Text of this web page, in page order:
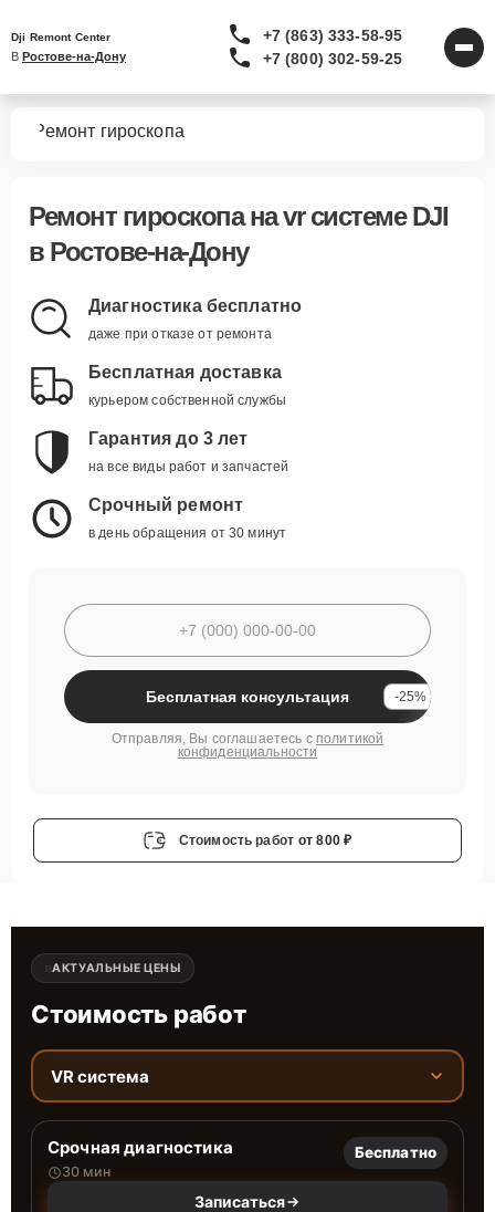
Dji Remont Center
В Ростове-на-Дону
+7 (863) 333-58-95
+7 (800) 302-59-25
Ремонт гироскопа
Ремонт гироскопана vr системе DJI
в Ростове-на-Дону
Диагностика бесплатно
даже при отказе от ремонта
Бесплатная доставка
курьером собственной службы
Гарантия до 3 лет
на все виды работ и запчастей
Срочный ремонт
в день обращения от 30 минут
Бесплатная консультация -25%
Отправляя, Вы соглашаетесь с политикой
конфиденциальности
Стоимость работ от 800 ₽
АКТУАЛЬНЫЕ ЦЕНЫ
Стоимость работ
VR система
Срочная диагностика
30 мин
Бесплатно
Записаться